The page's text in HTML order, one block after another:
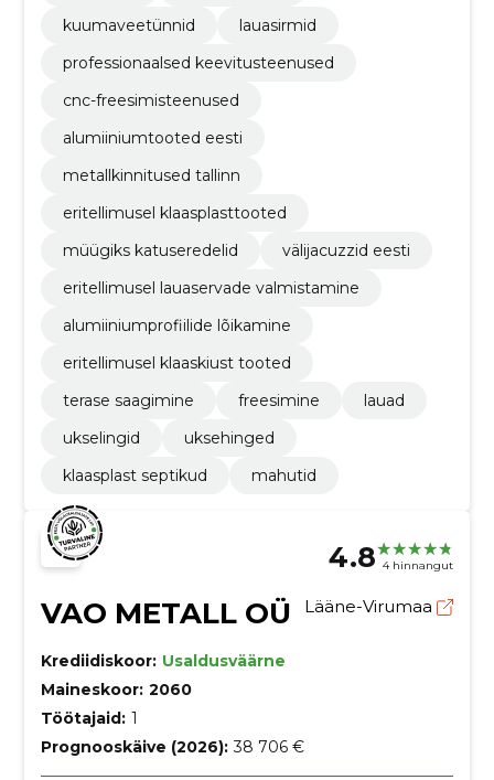
kuumaveetünnid
lauasirmid
professionaalsed keevitusteenused
cnc-freesimisteenused
alumiiniumtooted eesti
metallkinnitused tallinn
eritellimusel klaasplasttooted
müügiks katuseredelid
välijacuzzid eesti
eritellimusel lauaservade valmistamine
alumiiniumprofiilide lõikamine
eritellimusel klaaskiust tooted
terase saagimine
freesimine
lauad
ukselingid
uksehinged
klaasplast septikud
mahutid
4.8 4 hinnangut
VAO METALL OÜ Lääne-Virumaa
Krediidiskoor: Usaldusväärne
Maineskoor: 2060
Töötajaid: 1
Prognooskäive (2026): 38 706 €